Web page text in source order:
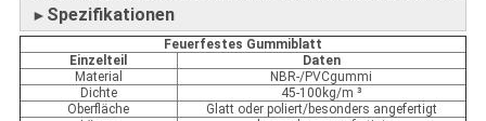
► Spezifikationen
Feuerfestes Gummiblatt
Einzelteil
Daten
Material
NBR-/PVCgummi
Dichte
45-100kg/m ³
Oberfläche
Glatt oder poliert/besonders angefertigt